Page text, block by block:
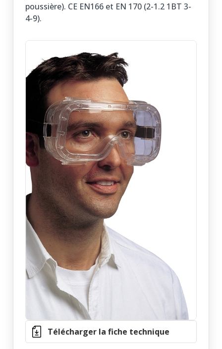
Télécharger la fiche technique
poussière). CE EN166 et EN 170 (2-1.2 1BT 3-
4-9).